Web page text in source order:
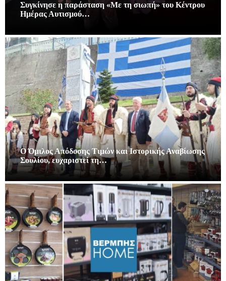
Συγκίνησε η παράσταση «Με τη σιωπή» του Κέντρου
Ημέρας Αυτισμού…
Ο Όμιλος Απόδοσης Τιμών και Ιστορικής Αναβίωσης
Σουλίου, ευχαριστεί τη…